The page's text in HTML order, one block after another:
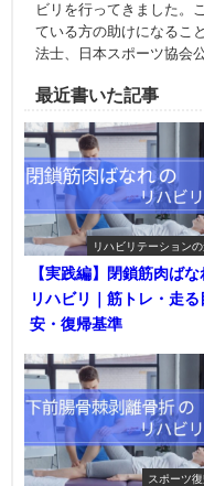
ビリを行ってきました。
ている方の助けになるこ
法士、日本スポーツ協会
最近書いた記事
リハビリテーション
【実践編】閉鎖筋肉ばな
リハビリ｜筋トレ・走る
安・復帰基準
スポーツ